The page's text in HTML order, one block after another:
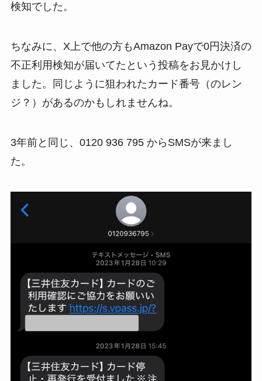
検知でした。
ちなみに、X上で他の方もAmazon Payで0円決済の
不正利用検知が届いてたという投稿をお見かけし
ました。同じように狙われたカード番号（のレン
ジ？）があるのかもしれませんね。
3年前と同じ、0120 936 795 からSMSが来まし
た。